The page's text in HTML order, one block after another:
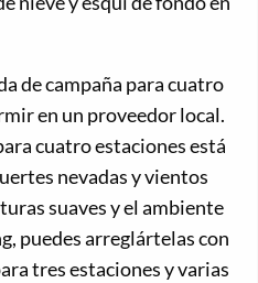
de campaña para cuatro
en un proveedor local.
cuatro estaciones está
nevadas y vientos
suaves y el ambiente
puedes arreglártelas con
tres estaciones y varias